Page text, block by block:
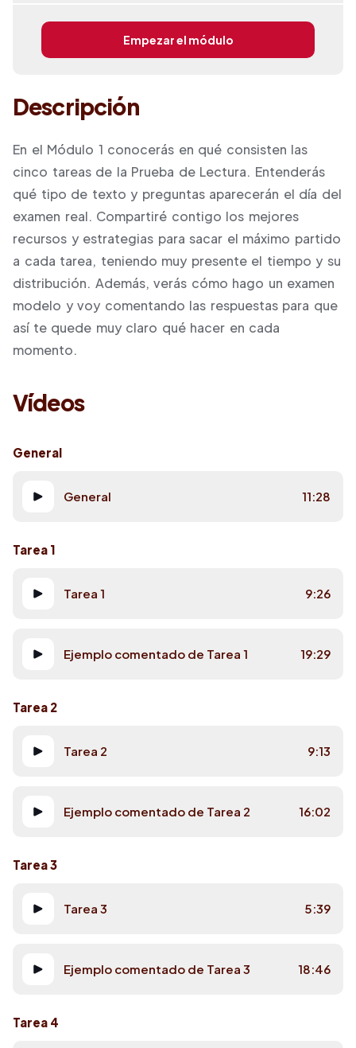
Empezar el módulo
Descripción
En el Módulo 1 conocerás en qué consisten las
cinco tareas de la Prueba de Lectura. Entenderás
qué tipo de texto y preguntas aparecerán el día del
examen real. Compartiré contigo los mejores
recursos y estrategias para sacar el máximo partido
a cada tarea, teniendo muy presente el tiempo y su
distribución. Además, verás cómo hago un examen
modelo y voy comentando las respuestas para que
así te quede muy claro qué hacer en cada
momento.
Vídeos
General
General 11:28
Tarea 1
Tarea 1 9:26
Ejemplo comentado de Tarea 1 19:29
Tarea 2
Tarea 2 9:13
Ejemplo comentado de Tarea 2 16:02
Tarea 3
Tarea 3 5:39
Ejemplo comentado de Tarea 3 18:46
Tarea 4